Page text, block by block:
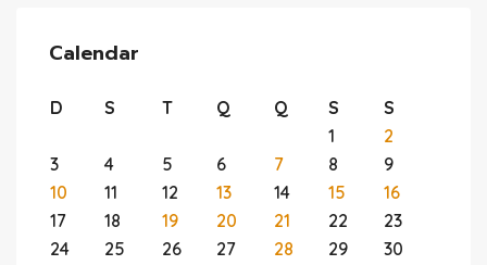
Calendar
D S T Q Q S
S
1
2
3
4 5 6 7 8
9
10
11 12 13 14 15
16
17
18 19 20 21 22
23
24
25 26 27 28 29
30